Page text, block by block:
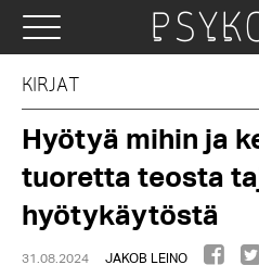
KIRJAT
Hyötyä mihin ja
tuoretta teosta
hyötykäytöstä
31.08.2024 JAKOB LEINO